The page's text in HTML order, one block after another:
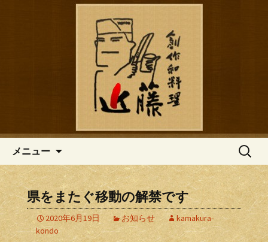
鎌倉の創作和食「近藤」のブロ
鎌倉の創作和食「近藤」のブログ
メニュー
検
県をまたぐ移動の解禁です
2020年6月19日 お知らせ
kamakura-
kondo